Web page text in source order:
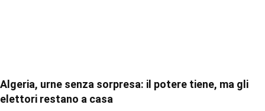
Algeria, urne senza sorpresa: il potere tiene, ma gli
elettori restano a casa